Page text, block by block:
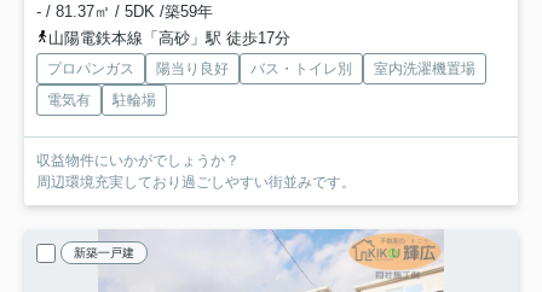
- / 81.37㎡ / 5DK /築59年
山陽電鉄本線「高砂」駅 徒歩17分
プロパンガス 陽当り良好 バス・トイレ別
室内洗濯機置場
電気有
駐輪場
収益物件にいかがでしょうか？
周辺環境充実しており過ごしやすい街並みです。
新築一戸建